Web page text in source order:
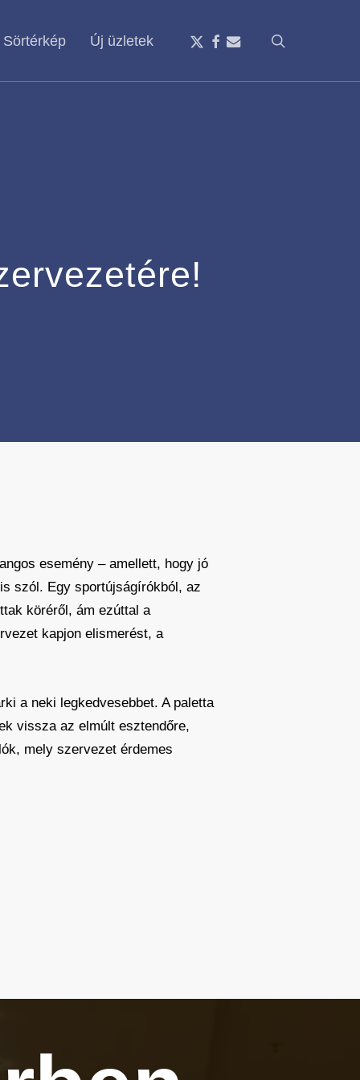
Sörtérkép Új üzletek
x-
facebook
email
esemény – amellett, hogy jó
szól. Egy sportújságírókból, az
köréről, ám ezúttal a
kapjon elismerést, a
a neki legkedvesebbet. A paletta
vissza az elmúlt esztendőre,
mely szervezet érdemes